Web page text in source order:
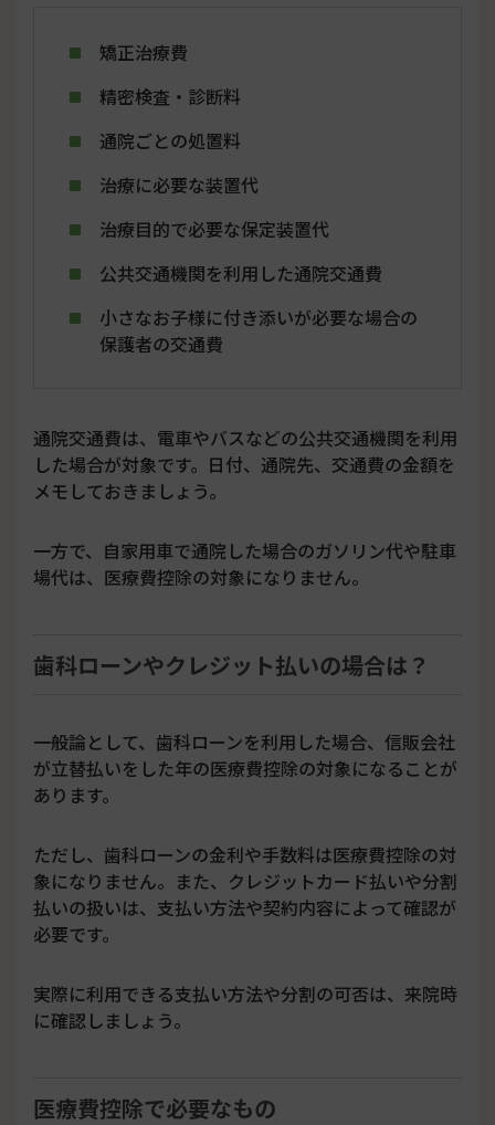
矯正治療費
精密検査・診断料
通院ごとの処置料
治療に必要な装置代
治療目的で必要な保定装置代
公共交通機関を利用した通院交通費
小さなお子様に付き添いが必要な場合の
保護者の交通費
通院交通費は、電車やバスなどの公共交通機関を利用
した場合が対象です。日付、通院先、交通費の金額を
メモしておきましょう。
一方で、自家用車で通院した場合のガソリン代や駐車
場代は、医療費控除の対象になりません。
歯科ローンやクレジット払いの場合は？
一般論として、歯科ローンを利用した場合、信販会社
が立替払いをした年の医療費控除の対象になることが
あります。
ただし、歯科ローンの金利や手数料は医療費控除の対
象になりません。また、クレジットカード払いや分割
払いの扱いは、支払い方法や契約内容によって確認が
必要です。
実際に利用できる支払い方法や分割の可否は、来院時
に確認しましょう。
医療費控除で必要なもの